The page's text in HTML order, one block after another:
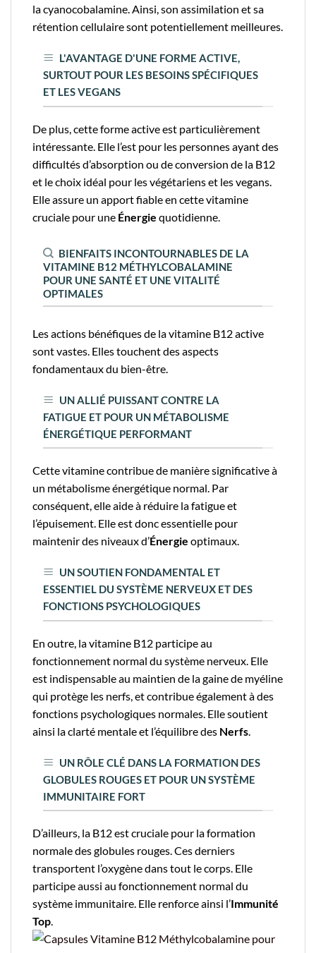
la cyanocobalamine. Ainsi, son assimilation et sa
rétention cellulaire sont potentiellement meilleures.
L'AVANTAGE D'UNE FORME ACTIVE,
SURTOUT POUR LES BESOINS SPÉCIFIQUES
ET LES VEGANS
De plus, cette forme active est particulièrement
intéressante. Elle l’est pour les personnes ayant des
difficultés d’absorption ou de conversion de la B12
et le choix idéal pour les végétariens et les vegans.
Elle assure un apport fiable en cette vitamine
cruciale pour une Énergie quotidienne.
BIENFAITS INCONTOURNABLES DE LA
VITAMINE B12 MÉTHYLCOBALAMINE
POUR UNE SANTÉ ET UNE VITALITÉ
OPTIMALES
Les actions bénéfiques de la vitamine B12 active
sont vastes. Elles touchent des aspects
fondamentaux du bien-être.
UN ALLIÉ PUISSANT CONTRE LA
FATIGUE ET POUR UN MÉTABOLISME
ÉNERGÉTIQUE PERFORMANT
Cette vitamine contribue de manière significative à
un métabolisme énergétique normal. Par
conséquent, elle aide à réduire la fatigue et
l’épuisement. Elle est donc essentielle pour
maintenir des niveaux d’Énergie optimaux.
UN SOUTIEN FONDAMENTAL ET
ESSENTIEL DU SYSTÈME NERVEUX ET DES
FONCTIONS PSYCHOLOGIQUES
En outre, la vitamine B12 participe au
fonctionnement normal du système nerveux. Elle
est indispensable au maintien de la gaine de myéline
qui protège les nerfs, et contribue également à des
fonctions psychologiques normales. Elle soutient
ainsi la clarté mentale et l’équilibre des Nerfs
UN RÔLE CLÉ DANS LA FORMATION DES
GLOBULES ROUGES ET POUR UN SYSTÈME
IMMUNITAIRE FORT
D’ailleurs, la B12 est cruciale pour la formation
normale des globules rouges. Ces derniers
transportent l’oxygène dans tout le corps. Elle
participe aussi au fonctionnement normal du
système immunitaire. Elle renforce ainsi l’Immunité
Top.